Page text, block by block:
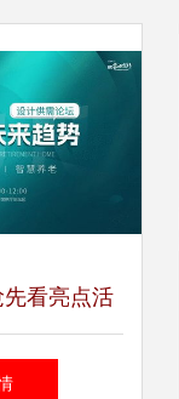
看亮点活
计周邀你